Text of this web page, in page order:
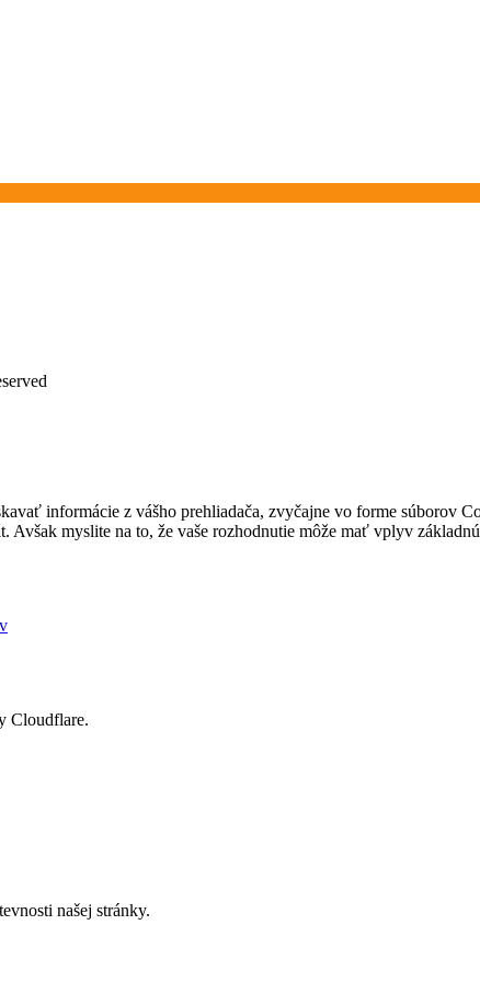
informácie z vášho prehliadača, zvyčajne vo forme súborov
Avšak myslite na to, že vaše rozhodnutie môže mať vplyv
Cloudflare.
našej stránky.